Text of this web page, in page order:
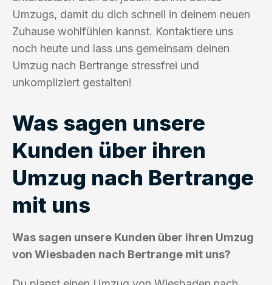
Umzugs, damit du dich schnell in deinem neuen
Zuhause wohlfühlen kannst. Kontaktiere uns
noch heute und lass uns gemeinsam deinen
Umzug nach Bertrange stressfrei und
unkompliziert gestalten!
Was sagen unsere
Kunden über ihren
Umzug nach Bertrange
mit uns
Was sagen unsere Kunden über ihren Umzug
von Wiesbaden nach Bertrange mit uns?